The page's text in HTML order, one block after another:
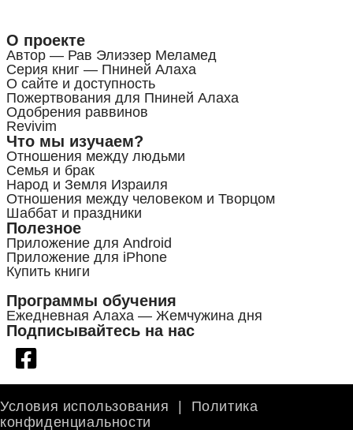
О проекте
Автор — Рав Элиэзер Меламед
Серия книг — Пниней Алаха
О сайте и доступность
Пожертвования для Пниней Алаха
Одобрения раввинов
Revivim
Что мы изучаем?
Отношения между людьми
Семья и брак
Народ и Земля Израиля
Отношения между человеком и Творцом
Шаббат и праздники
Полезное
Приложение для Android
Приложение для iPhone
Купить книги
Программы обучения
Ежедневная Алаха — Жемчужина дня
Подписывайтесь на нас
Условия использования
Политика
конфиденциальности